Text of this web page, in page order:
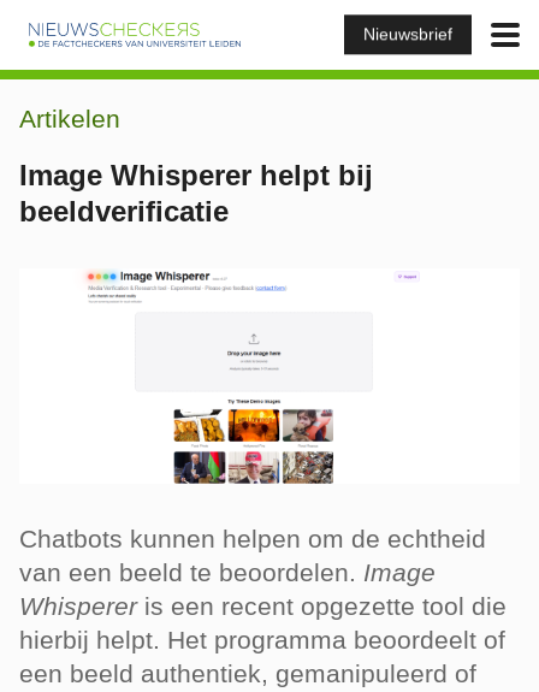
Nieuwsbrief
Artikelen
Image Whisperer helpt bij
beeldverificatie
Chatbots kunnen helpen om de echtheid
van een beeld te beoordelen. Image
Whisperer is een recent opgezette tool die
hierbij helpt. Het programma beoordeelt of
een beeld authentiek, gemanipuleerd of